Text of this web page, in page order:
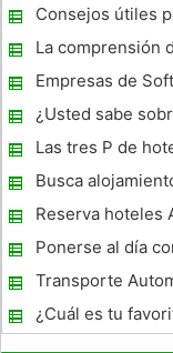
ofrecer
Consejos útiles
de vacaciones
Queensland
La comprensión
Empresas de
prosperidad a la
¿Usted sabe
Chalkida? Todo
sobre hoteles en
Las tres P de
Busca
Reserva hoteles
Ponerse al día
Transporte
¿Cuál es tu
ofrece?